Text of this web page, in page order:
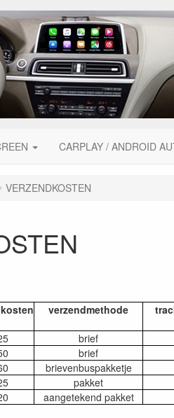
CARPLAY / ANDROID
VERZENDKOSTEN
verzendmethode
brief
brief
brievenbuspakketje
pakket
aangetekend pakket